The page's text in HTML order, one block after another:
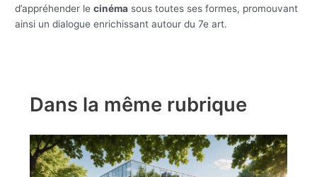
d’appréhender lecinéma sous toutes ses formes, promouvant
ainsi un dialogue enrichissant autour du 7e art.
Dans la même rubrique